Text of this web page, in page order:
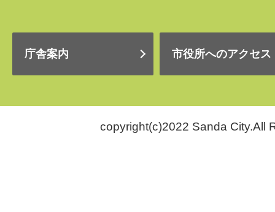
庁舎案内 市役所へのアクセス
copyright(c)2022 Sanda City.All